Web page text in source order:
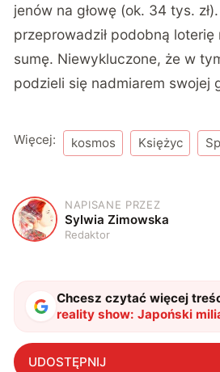
jenów na głowę (ok. 34 tys.
przeprowadził podobną loterię
sumę. Niewykluczone, że w
podzieli się nadmiarem swojej
Więcej: kosmos Księżyc
S
NAPISANE PRZEZ
Sylwia Zimowska
Redaktor
Chcesz czytać więcej
reality show: Japoński
partnerki do lotu ze
UDOSTĘPNIJ